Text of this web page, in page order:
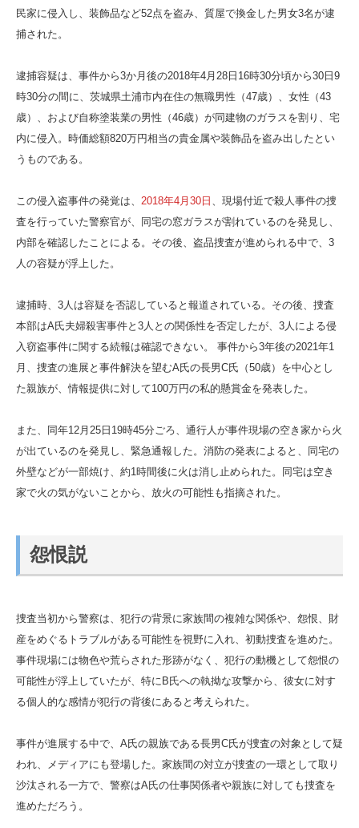
民家に侵入し、装飾品など52点を盗み、質屋で換金した男女3名が逮
捕された。
逮捕容疑は、事件から3か月後の2018年4月28日16時30分頃から30日9
時30分の間に、茨城県土浦市内在住の無職男性（47歳）、女性（43
歳）、および自称塗装業の男性（46歳）が同建物のガラスを割り、宅
内に侵入。時価総額820万円相当の貴金属や装飾品を盗み出したとい
うものである。
この侵入盗事件の発覚は、 2018年4月30日 、現場付近で殺人事件の捜
査を行っていた警察官が、同宅の窓ガラスが割れているのを発見し、
内部を確認したことによる。その後、盗品捜査が進められる中で、3
人の容疑が浮上した。
逮捕時、3人は容疑を否認していると報道されている。その後、捜査
本部はA氏夫婦殺害事件と3人との関係性を否定したが、3人による侵
入窃盗事件に関する続報は確認できない。 事件から3年後の2021年1
月、捜査の進展と事件解決を望むA氏の長男C氏（50歳）を中心とし
た親族が、情報提供に対して100万円の私的懸賞金を発表した。
また、同年12月25日19時45分ごろ、通行人が事件現場の空き家から火
が出ているのを発見し、緊急通報した。消防の発表によると、同宅の
外壁などが一部焼け、約1時間後に火は消し止められた。同宅は空き
家で火の気がないことから、放火の可能性も指摘された。
怨恨説
捜査当初から警察は、犯行の背景に家族間の複雑な関係や、怨恨、財
産をめぐるトラブルがある可能性を視野に入れ、初動捜査を進めた。
事件現場には物色や荒らされた形跡がなく、犯行の動機として怨恨の
可能性が浮上していたが、特にB氏への執拗な攻撃から、彼女に対す
る個人的な感情が犯行の背後にあると考えられた。
事件が進展する中で、A氏の親族である長男C氏が捜査の対象として疑
われ、メディアにも登場した。家族間の対立が捜査の一環として取り
沙汰される一方で、警察はA氏の仕事関係者や親族に対しても捜査を
進めただろう。